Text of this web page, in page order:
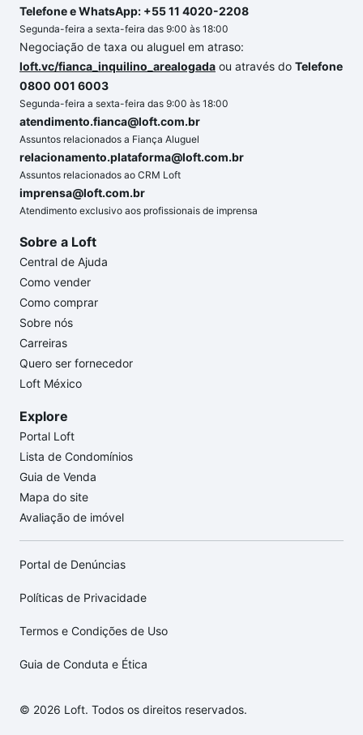
Telefone e WhatsApp: +55 11 4020-2208
Segunda-feira a sexta-feira das 9:00 às 18:00
Negociação de taxa ou aluguel em atraso:
loft.vc/fianca_inquilino_arealogada ou através do Telefone
0800 001 6003
Segunda-feira a sexta-feira das 9:00 às 18:00
atendimento.fianca@loft.com.br
Assuntos relacionados a Fiança Aluguel
relacionamento.plataforma@loft.com.br
Assuntos relacionados ao CRM Loft
imprensa@loft.com.br
Atendimento exclusivo aos profissionais de imprensa
Sobre a Loft
Central de Ajuda
Como vender
Como comprar
Sobre nós
Carreiras
Quero ser fornecedor
Loft México
Explore
Portal Loft
Lista de Condomínios
Guia de Venda
Mapa do site
Avaliação de imóvel
Portal de Denúncias
Políticas de Privacidade
Termos e Condições de Uso
Guia de Conduta e Ética
© 2026 Loft. Todos os direitos reservados.